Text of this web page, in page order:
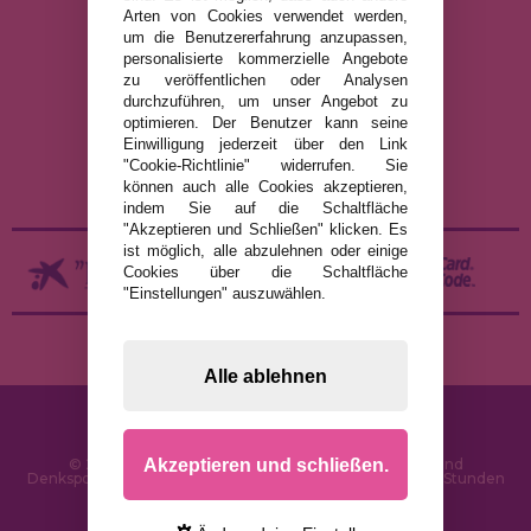
RECHTLICHE HINWEISE
DATENSCHUTZRICHTLINIE
COOKIE-RICHTLINIE
VERSAND UND RÜCKGABE
RÜCKGABE / WIDERRUF
© 2026 PuzzleLaden.de - Online-Shop für Puzzles und
Denksportaufgaben im Internet. Schnelle Lieferung in 24 Stunden
Arten von Cookies verwendet werden,
um die Benutzererfahrung anzupassen,
personalisierte kommerzielle Angebote
zu veröffentlichen oder Analysen
durchzuführen, um unser Angebot zu
optimieren. Der Benutzer kann seine
Einwilligung jederzeit über den Link
"Cookie-Richtlinie" widerrufen. Sie
können auch alle Cookies akzeptieren,
indem Sie auf die Schaltfläche
"Akzeptieren und Schließen" klicken. Es
ist möglich, alle abzulehnen oder einige
Cookies über die Schaltfläche
"Einstellungen" auszuwählen.
Alle ablehnen
Akzeptieren und schließen.